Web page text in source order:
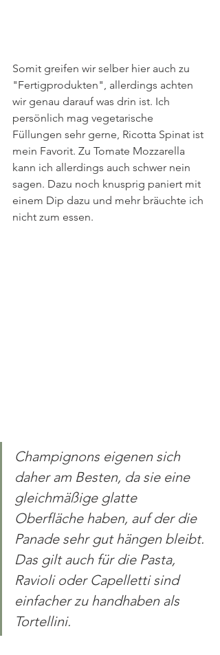
Somit greifen wir selber hier auch zu
"Fertigprodukten", allerdings achten
wir genau darauf was drin ist. Ich
persönlich mag vegetarische
Füllungen sehr gerne, Ricotta Spinat ist
mein Favorit. Zu Tomate Mozzarella
kann ich allerdings auch schwer nein
sagen. Dazu noch knusprig paniert mit
einem Dip dazu und mehr bräuchte ich
nicht zum essen.
Champignons eigenen sich
daher am Besten, da sie eine
gleichmäßige glatte
Oberfläche haben, auf der die
Panade sehr gut hängen bleibt.
Das gilt auch für die Pasta,
Ravioli oder Capelletti sind
einfacher zu handhaben als
Tortellini.